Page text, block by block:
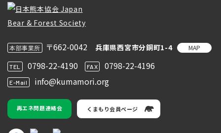
本部事業所 〒662-0042 兵庫県西宮市分銅町1-4 MAP
TEL 0798-22-4190 FAX 0798-22-4196
E-Mail info@kumamori.org
再エネ問題連絡会 くまもり会員ページ